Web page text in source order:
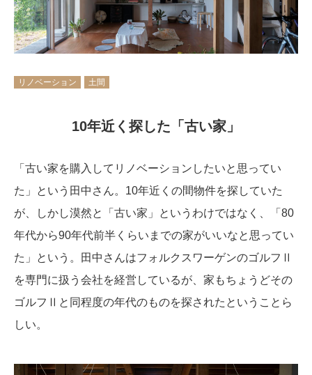
リノベーション 土間
10年近く探した「古い家」
「古い家を購入してリノベーションしたいと思ってい
た」という田中さん。10年近くの間物件を探していた
が、しかし漠然と「古い家」というわけではなく、「80
年代から90年代前半くらいまでの家がいいなと思ってい
た」という。田中さんはフォルクスワーゲンのゴルフⅡ
を専門に扱う会社を経営しているが、家もちょうどその
ゴルフⅡと同程度の年代のものを探されたということら
しい。